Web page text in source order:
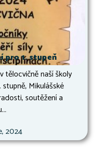
pro 1. stupeň
tělocvičně naší školy
Mikulášské
soutěžení a
2024